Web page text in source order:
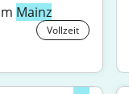
Mainz
Vollzeit